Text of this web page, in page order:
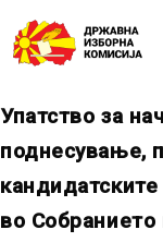
content
Упатство за
поднесување,
во